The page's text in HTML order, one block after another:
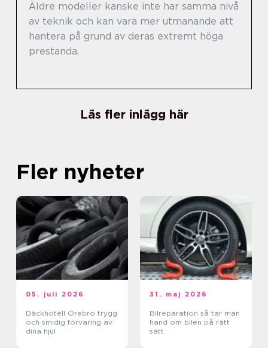
Äldre modeller kanske inte har samma nivå
av teknik och kan vara mer utmanande att
hantera på grund av deras extremt höga
prestanda.
Läs fler inlägg här
Fler nyheter
05. juli 2026
Däckhotell Örebro trygg
och smidig förvaring av
dina hjul
31. maj 2026
Bilreparation så tar man
hand om bilen på rätt
sätt